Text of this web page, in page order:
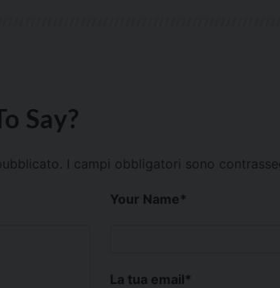
Say?
I campi obbligatori sono
Your Name*
La tua email*